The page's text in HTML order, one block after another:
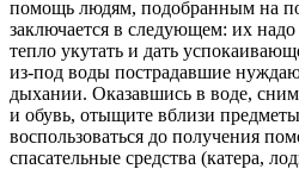
помощь людям, подобранным на
заключается в следующем: их надо
тепло укутать и дать
из-под воды пострадавшие
дыхании. Оказавшись в воде,
и обувь, отыщите вблизи
воспользоваться до получения
спасательные средства (катера,